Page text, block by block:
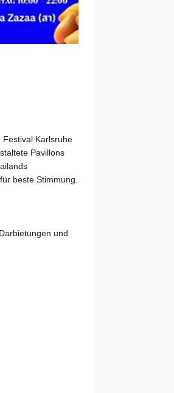
Karlsruhe
Pavillons
beste Stimmung.
und